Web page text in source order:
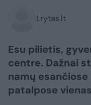
Lrytas.lt
Esu pilietis,
centre. Dažnai
namų
patalpose